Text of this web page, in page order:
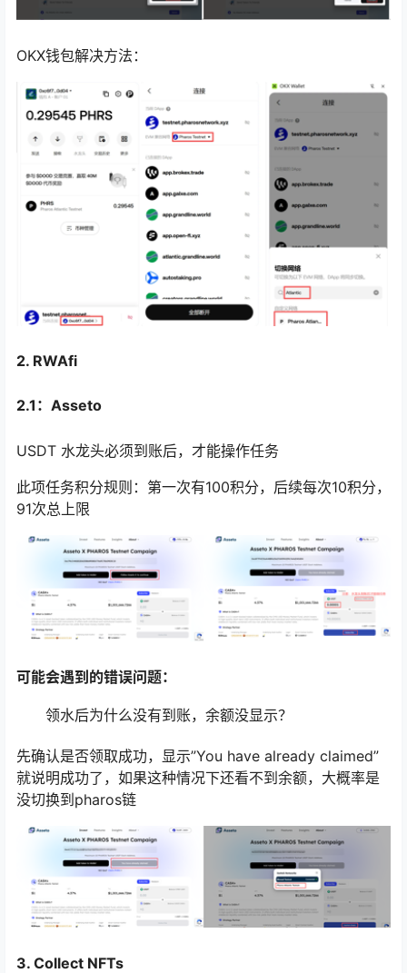
OKX钱包解决方法：
2. RWAfi
2.1： Asseto
USDT 水龙头必须到账后，才能操作任务
此项任务积分规则：第一次有100积分，后续每次10积分，
91次总上限
可能会遇到的错误问题：
领水后为什么没有到账，余额没显示？
先确认是否领取成功，显示”You have already claimed”
就说明成功了，如果这种情况下还看不到余额，大概率是
没切换到pharos链
3. Collect NFTs